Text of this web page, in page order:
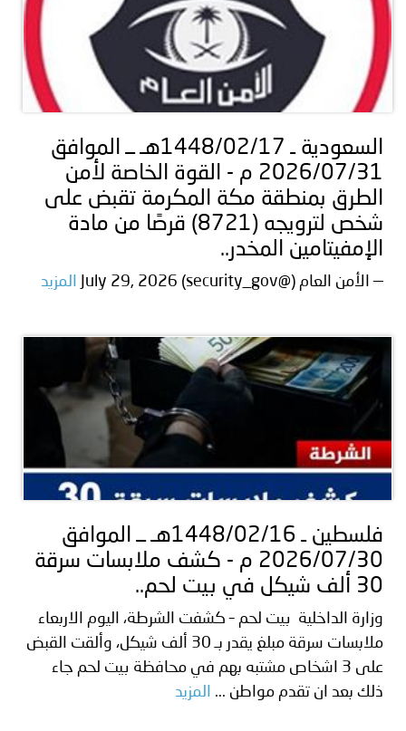
السعودية ـ 1448/02/17هـ ــ الموافق
2026/07/31 م - القوة الخاصة لأمن
الطرق بمنطقة مكة المكرمة تقبض على
شخص لترويجه (8721) قرصًا من مادة
الإمفيتامين المخدر..
— الأمن العام (@security_gov) July 29, 2026 المزيد
فلسطين ـ 1448/02/16هـ ــ الموافق
2026/07/30 م - كشف ملابسات سرقة
30 ألف شيكل في بيت لحم..
وزارة الداخلية بيت لحم – كشفت الشرطة، اليوم الاربعاء
ملابسات سرقة مبلغ يقدر بـ 30 ألف شيكل، وألقت القبض
على 3 اشخاص مشتبه بهم في محافظة بيت لحم جاء
ذلك بعد ان تقدم مواطن ...
المزيد